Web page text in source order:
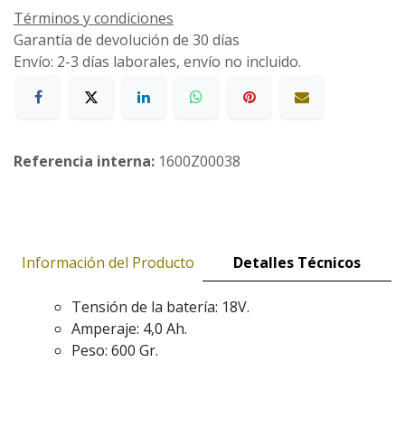
Términos y condiciones
Garantía de devolución de 30 días
Envío: 2-3 días laborales, envío no incluido.
Referencia interna: 1600Z00038
Información del Producto Detalles Técnicos
Tensión de la batería: 18V.
Amperaje: 4,0 Ah.
Peso: 600 Gr.